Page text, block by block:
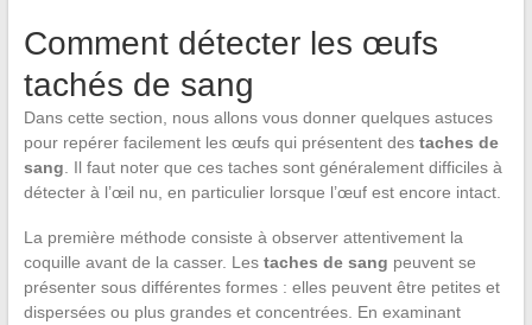
Comment détecter les œufs
tachés de sang
Dans cette section, nous allons vous donner quelques astuces
pour repérer facilement les œufs qui présentent des taches de
sang . Il faut noter que ces taches sont généralement difficiles à
détecter à l’œil nu, en particulier lorsque l’œuf est encore intact.
La première méthode consiste à observer attentivement la
coquille avant de la casser. Les taches de sang peuvent se
présenter sous différentes formes : elles peuvent être petites et
dispersées ou plus grandes et concentrées. En examinant